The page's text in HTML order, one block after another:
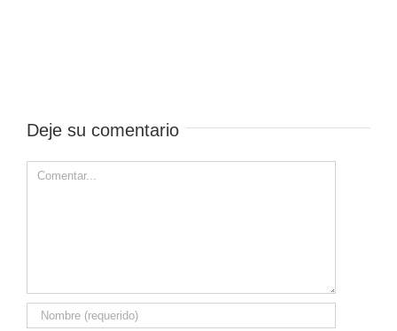
Deje su comentario
Comment